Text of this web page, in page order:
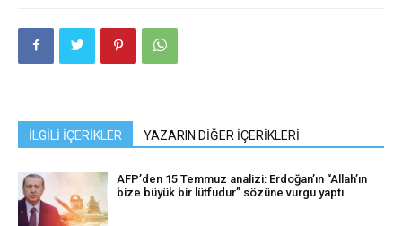
İLGİLİ İÇERİKLER YAZARIN DİĞER İÇERİKLERİ
AFP’den 15 Temmuz analizi: Erdoğan’ın “Allah’ın
bize büyük bir lütfudur” sözüne vurgu yaptı